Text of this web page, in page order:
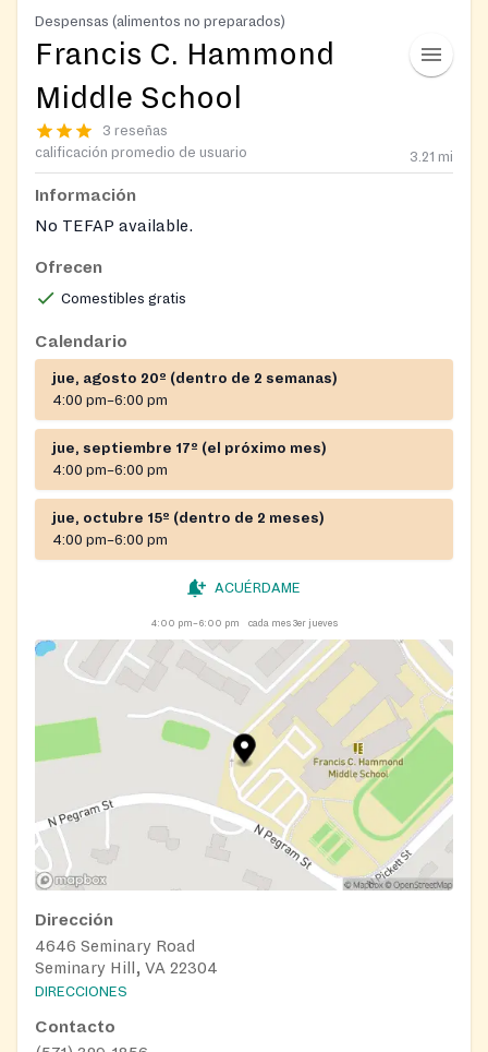
Despensas (alimentos no preparados)
Francis C. Hammond
Middle School
3 reseñas
calificación promedio de usuario
3.21 mi
Información
No TEFAP available.
Ofrecen
Comestibles gratis
Calendario
jue, agosto 20º (dentro de 2 semanas)
4:00 pm–6:00 pm
jue, septiembre 17º (el próximo mes)
4:00 pm–6:00 pm
jue, octubre 15º (dentro de 2 meses)
4:00 pm–6:00 pm
ACUÉRDAME
4:00 pm–6:00 pm cada mes 3er jueves
Dirección
4646 Seminary Road
Seminary Hill, VA 22304
DIRECCIONES
Contacto